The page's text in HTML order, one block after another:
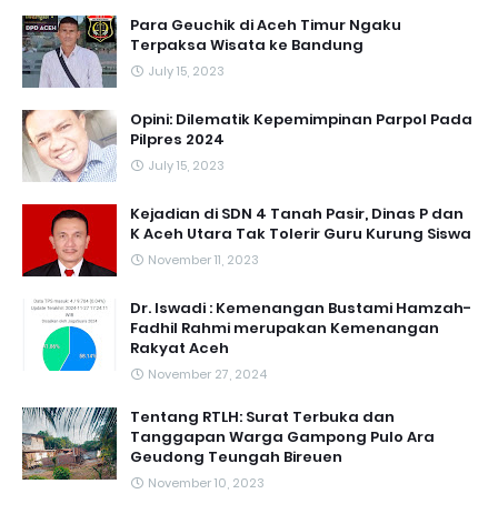
Para Geuchik di Aceh Timur Ngaku
Terpaksa Wisata ke Bandung
July 15, 2023
Opini: Dilematik Kepemimpinan Parpol Pada
Pilpres 2024
July 15, 2023
Kejadian di SDN 4 Tanah Pasir, Dinas P dan
K Aceh Utara Tak Tolerir Guru Kurung Siswa
November 11, 2023
Dr. Iswadi : Kemenangan Bustami Hamzah-
Fadhil Rahmi merupakan Kemenangan
Rakyat Aceh
November 27, 2024
Tentang RTLH: Surat Terbuka dan
Tanggapan Warga Gampong Pulo Ara
Geudong Teungah Bireuen
November 10, 2023